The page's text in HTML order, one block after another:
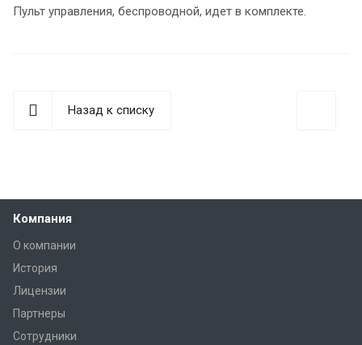
Пульт управления, беспроводной, идет в комплекте.
Назад к списку
Компания
О компании
История
Лицензии
Партнеры
Сотрудники